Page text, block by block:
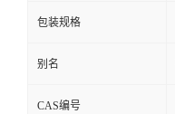
包装规格
别名
CAS编号